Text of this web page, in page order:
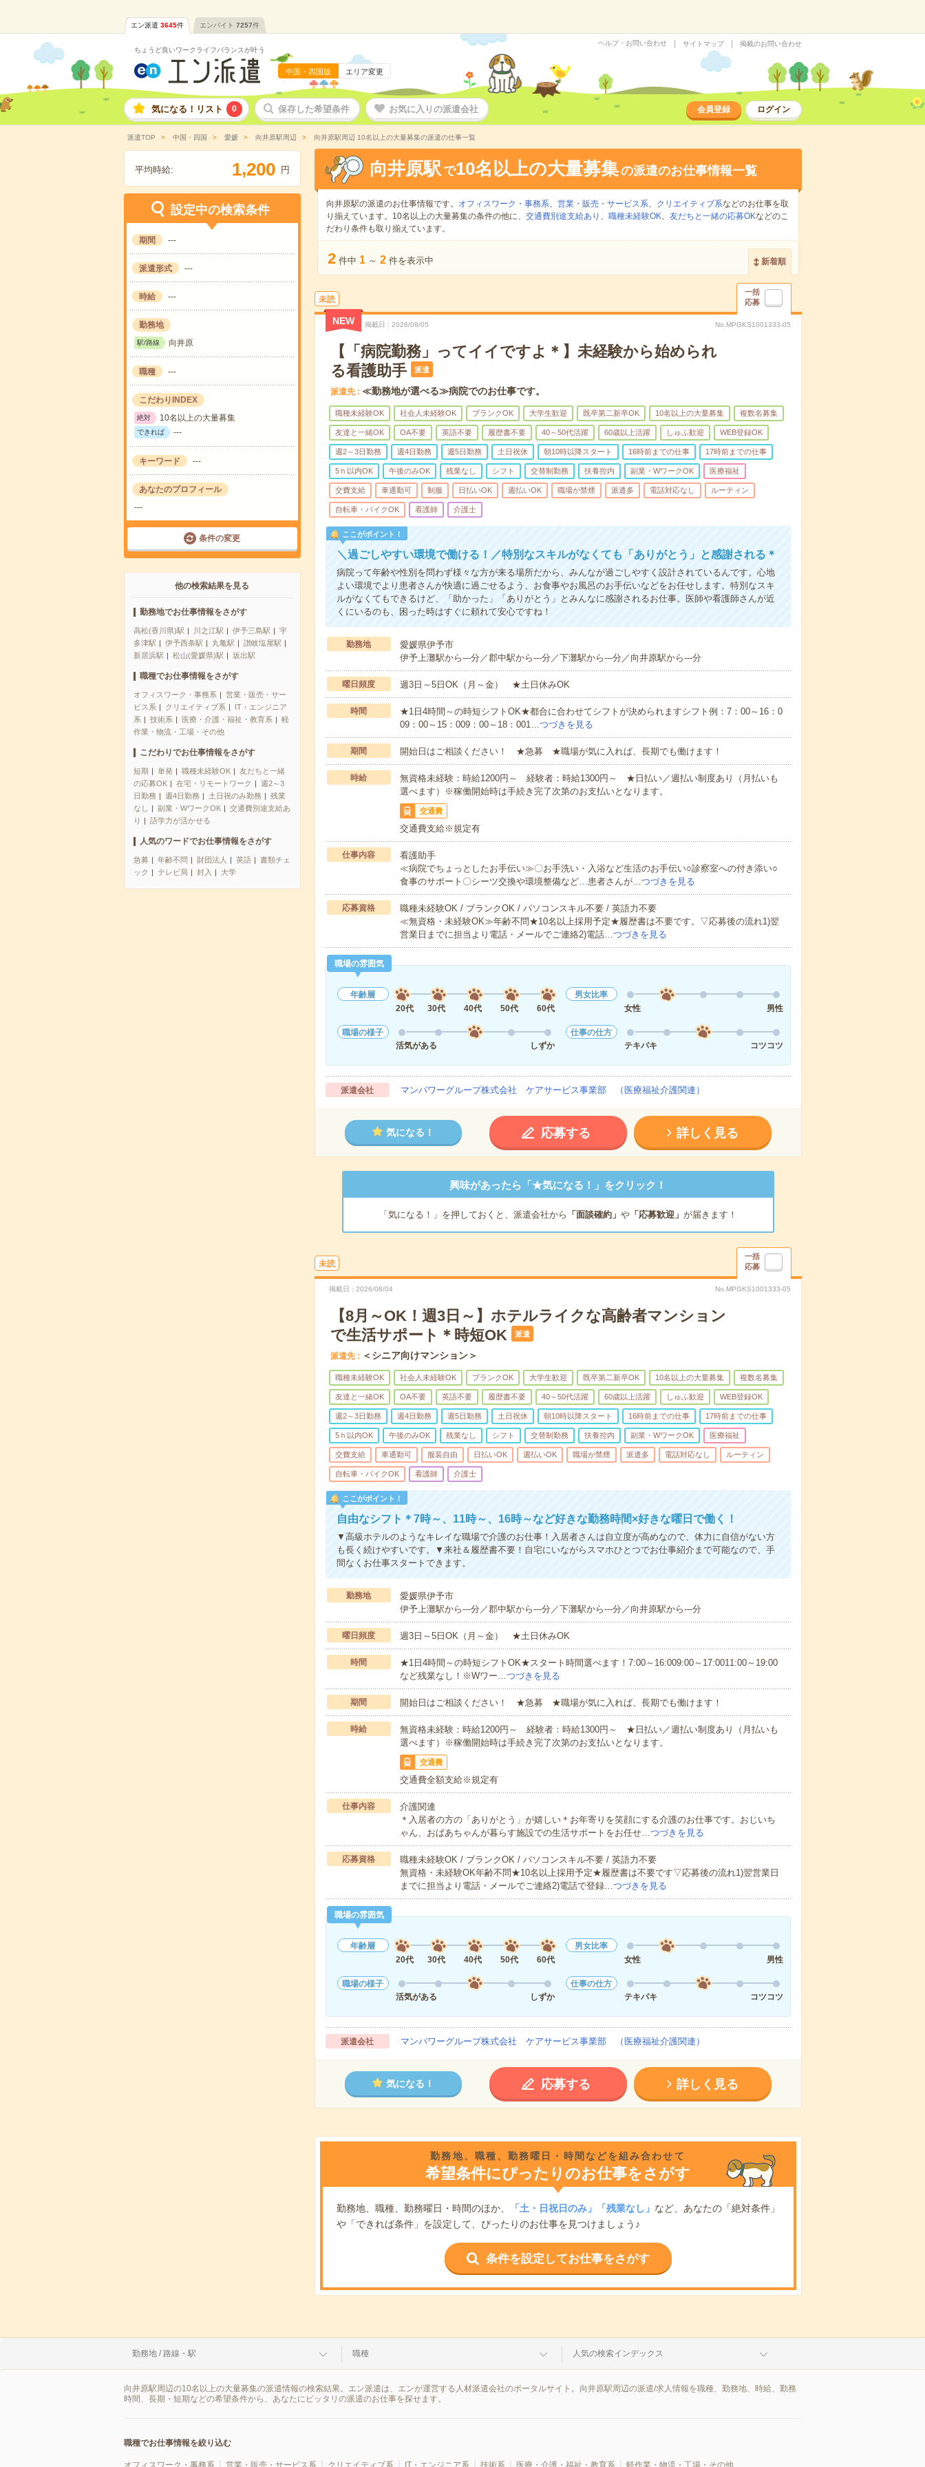
エン派遣 3645件 エンバイト 7257件
ちょうど良いワークライフバランスが叶う
中国・四国版 エリア変更
ヘルプ・お問い合わせ サイトマップ 掲載のお問い合わせ
気になる！リスト 0 保存した希望条件 お気に入りの派遣会社 会員登録 ログイン
派遣TOP 中国・四国 愛媛 向井原駅周辺 向井原駅周辺 10名以上の大量募集の派遣の仕事一覧
平均時給: 1,200 円
設定中の検索条件
期間 ---
派遣形式 ---
時給 ---
勤務地
駅/路線 向井原
職種 ---
こだわりINDEX
絶対 10名以上の大量募集
できれば ---
キーワード ---
あなたのプロフィール
---
条件の変更
他の検索結果を見る
勤務地でお仕事情報をさがす
高松(香川県)駅 川之江駅 伊予三島駅
宇
多津駅
伊予西条駅 丸亀駅
讃岐塩屋駅
新居浜駅
松山(愛媛県)駅 坂出駅
職種でお仕事情報をさがす
オフィスワーク・事務系
営業・販売・サー
ビス系
クリエイティブ系
IT・エンジニア
系
技術系 医療・介護・福祉・教育系
軽
作業・物流・工場・その他
こだわりでお仕事情報をさがす
短期 単発 職種未経験OK
友だちと一緒
の応募OK
在宅・リモートワーク
週2～3
日勤務
週4日勤務 土日祝のみ勤務
残業
なし
副業・WワークOK
交通費別途支給あ
り
語学力が活かせる
人気のワードでお仕事情報をさがす
急募 年齢不問 財団法人 英語
書類チェ
ック
テレビ局 封入 大学
向井原駅 で10名以上の大量募集の派遣のお仕事情報一覧
向井原駅の派遣のお仕事情報です。 オフィスワーク・事務系、 営業・販売・サービス系、 クリエイティブ系などのお仕事を取
り揃えています。10名以上の大量募集の条件の他に、 交通費別途支給あり 、 職種未経験OK、 友だちと一緒の応募OKなどのこ
だわり条件も取り揃えています。
2 件中 1 ～ 2 件を表示中 新着順
未読
一括
応募
NEW 掲載日 2026/08/05 No.MPGKS1001333-05
【「病院勤務」ってイイですよ＊】未経験から始められ
る看護助手
派遣
派遣先 ≪勤務地が選べる≫病院でのお仕事です。
職種未経験OK 社会人未経験OK ブランクOK 大学生歓迎 既卒第二新卒OK 10名以上の大量募集 複数名募集
友達と一緒OK OA不要 英語不要 履歴書不要 40～50代活躍 60歳以上活躍 しゅふ歓迎 WEB登録OK
週2～3日勤務 週4日勤務 週5日勤務 土日祝休 朝10時以降スタート 16時前までの仕事 17時前までの仕事
5ｈ以内OK 午後のみOK 残業なし シフト 交替制勤務 扶養控内 副業・WワークOK 医療福祉
交費支給 車通勤可 制服 日払いOK 週払いOK 職場が禁煙 派遣多 電話対応なし ルーティン
自転車・バイクOK 看護師 介護士
ここがポイント！
＼過ごしやすい環境で働ける！／特別なスキルがなくても「ありがとう」と感謝される＊
病院って年齢や性別を問わず様々な方が来る場所だから、みんなが過ごしやすく設計されているんです。心地
よい環境でより患者さんが快適に過ごせるよう、お食事やお風呂のお手伝いなどをお任せします。特別なスキ
ルがなくてもできるけど、「助かった」「ありがとう」とみんなに感謝されるお仕事。医師や看護師さんが近
くにいるのも、困った時はすぐに頼れて安心ですね！
勤務地
愛媛県伊予市
伊予上灘駅から---分／郡中駅から---分／下灘駅から---分／向井原駅から---分
曜日頻度 週3日～5日OK（月～金） ★土日休みOK
時間
★1日4時間～の時短シフトOK★都合に合わせてシフトが決められますシフト例：7：00～16：0
09：00～15：009：00～18：001…つづきを見る
期間 開始日はご相談ください！ ★急募 ★職場が気に入れば、長期でも働けます！
時給
無資格未経験：時給1200円～ 経験者：時給1300円～ ★日払い／週払い制度あり（月払いも
選べます）※稼働開始時は手続き完了次第のお支払いとなります。
交通費
交通費支給※規定有
仕事内容
看護助手
≪病院でちょっとしたお手伝い≫〇お手洗い・入浴など生活のお手伝い○診察室への付き添い○
食事のサポート〇シーツ交換や環境整備など…患者さんが…つづきを見る
応募資格
職種未経験OK / ブランクOK / パソコンスキル不要 / 英語力不要
≪無資格・未経験OK≫年齢不問★10名以上採用予定★履歴書は不要です。▽応募後の流れ1)翌
営業日までに担当より電話・メールでご連絡2)電話…つづきを見る
職場の雰囲気
年齢層
20代
30代 40代 50代 60代
男女比率
女性
男性
職場の様子
活気がある
しずか
仕事の仕方
テキパキ
コツコツ
派遣会社 マンパワーグループ株式会社 ケアサービス事業部 （医療福祉介護関連）
気になる！ 応募する 詳しく見る
興味があったら「★気になる！」をクリック！
「気になる！」を押しておくと、派遣会社から 「面談確約」 や「応募歓迎」 が届きます！
未読
一括
応募
掲載日 2026/08/04 No.MPGKS1001333-05
【8月～OK！週3日～】ホテルライクな高齢者マンション
で生活サポート＊時短OK
派遣
派遣先 ＜シニア向けマンション＞
職種未経験OK 社会人未経験OK ブランクOK 大学生歓迎 既卒第二新卒OK 10名以上の大量募集 複数名募集
友達と一緒OK OA不要 英語不要 履歴書不要 40～50代活躍 60歳以上活躍 しゅふ歓迎 WEB登録OK
週2～3日勤務 週4日勤務 週5日勤務 土日祝休 朝10時以降スタート 16時前までの仕事 17時前までの仕事
5ｈ以内OK 午後のみOK 残業なし シフト 交替制勤務 扶養控内 副業・WワークOK 医療福祉
交費支給 車通勤可 服装自由 日払いOK 週払いOK 職場が禁煙 派遣多 電話対応なし ルーティン
自転車・バイクOK 看護師 介護士
ここがポイント！
自由なシフト＊7時～、11時～、16時～など好きな勤務時間×好きな曜日で働く！
▼高級ホテルのようなキレイな職場で介護のお仕事！入居者さんは自立度が高めなので、体力に自信がない方
も長く続けやすいです。▼来社＆履歴書不要！自宅にいながらスマホひとつでお仕事紹介まで可能なので、手
間なくお仕事スタートできます。
勤務地
愛媛県伊予市
伊予上灘駅から---分／郡中駅から---分／下灘駅から---分／向井原駅から---分
曜日頻度 週3日～5日OK（月～金） ★土日休みOK
時間
★1日4時間～の時短シフトOK★スタート時間選べます！7:00～16:009:00～17:0011:00～19:00
など残業なし！※Wワー…つづきを見る
期間 開始日はご相談ください！ ★急募 ★職場が気に入れば、長期でも働けます！
時給
無資格未経験：時給1200円～ 経験者：時給1300円～ ★日払い／週払い制度あり（月払いも
選べます）※稼働開始時は手続き完了次第のお支払いとなります。
交通費
交通費全額支給※規定有
仕事内容
介護関連
＊入居者の方の「ありがとう」が嬉しい＊お年寄りを笑顔にする介護のお仕事です。おじいち
ゃん、おばあちゃんが暮らす施設での生活サポートをお任せ…つづきを見る
応募資格
職種未経験OK / ブランクOK / パソコンスキル不要 / 英語力不要
無資格・未経験OK年齢不問★10名以上採用予定★履歴書は不要です▽応募後の流れ1)翌営業日
までに担当より電話・メールでご連絡2)電話で登録…つづきを見る
職場の雰囲気
年齢層
20代
30代 40代 50代 60代
男女比率
女性
男性
職場の様子
活気がある
しずか
仕事の仕方
テキパキ
コツコツ
派遣会社 マンパワーグループ株式会社 ケアサービス事業部 （医療福祉介護関連）
気になる！ 応募する 詳しく見る
勤務地、職種、勤務曜日・時間などを組み合わせて
希望条件にぴったりのお仕事をさがす
勤務地、職種、勤務曜日・時間のほか、 「土・日祝日のみ」「残業なし」 など、あなたの「絶対条件」
や「できれば条件」を設定して、ぴったりのお仕事を見つけましょう♪
条件を設定してお仕事をさがす
勤務地 / 路線・駅 職種 人気の検索インデックス
向井原駅周辺の10名以上の大量募集の派遣情報の検索結果。エン派遣は、エンが運営する人材派遣会社のポータルサイト。向井原駅周辺の派遣/求人情報を職種、勤務地、時給、勤務
時間、長期・短期などの希望条件から、あなたにピッタリの派遣のお仕事を探せます。
職種でお仕事情報を絞り込む
オフィスワーク・事務系 営業・販売・サービス系 クリエイティブ系 IT・エンジニア系 技術系 医療・介護・福祉・教育系 軽作業・物流・工場・その他